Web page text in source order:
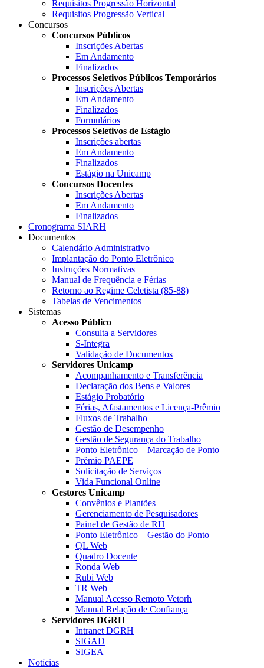
Requisitos Progressão Horizontal
Requisitos Progressão Vertical
Concursos
Concursos Públicos
Inscrições Abertas
Em Andamento
Finalizados
Processos Seletivos Públicos Temporários
Inscrições Abertas
Em Andamento
Finalizados
Formulários
Processos Seletivos de Estágio
Inscrições abertas
Em Andamento
Finalizados
Estágio na Unicamp
Concursos Docentes
Inscrições Abertas
Em Andamento
Finalizados
Cronograma SIARH
Documentos
Calendário Administrativo
Implantação do Ponto Eletrônico
Instruções Normativas
Manual de Frequência e Férias
Retorno ao Regime Celetista (85-88)
Tabelas de Vencimentos
Sistemas
Acesso Público
Consulta a Servidores
S-Integra
Validação de Documentos
Servidores Unicamp
Acompanhamento e Transferência
Declaração dos Bens e Valores
Estágio Probatório
Férias, Afastamentos e Licença-Prêmio
Fluxos de Trabalho
Gestão de Desempenho
Gestão de Segurança do Trabalho
Ponto Eletrônico – Marcação de Ponto
Prêmio PAEPE
Solicitação de Serviços
Vida Funcional Online
Gestores Unicamp
Convênios e Plantões
Gerenciamento de Pesquisadores
Painel de Gestão de RH
Ponto Eletrônico – Gestão do Ponto
QL Web
Quadro Docente
Ronda Web
Rubi Web
TR Web
Manual Acesso Remoto Vetorh
Manual Relação de Confiança
Servidores DGRH
Intranet DGRH
SIGAD
SIGEA
Notícias